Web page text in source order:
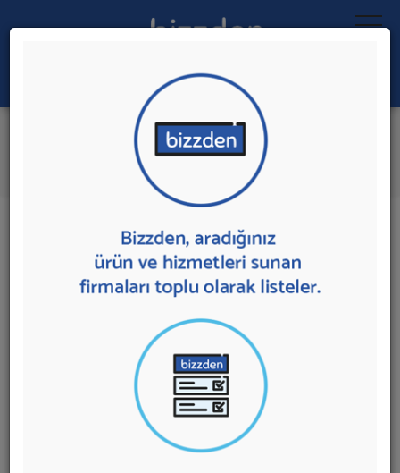
Ara:
Beton Santrali
İlk 1 Firmadan Teklif İste
1 sonuç bulundu.
Merkez'de Beton Santrali sunan firmalar
aşağıda listelenmektedir.Beton Santrali
için listeden seçim yapıp ya da "İlk 5 Firmadan Teklif İste"
kısmından toplu olarak teklif talebinizi firmalara
aktarabilirsiniz.